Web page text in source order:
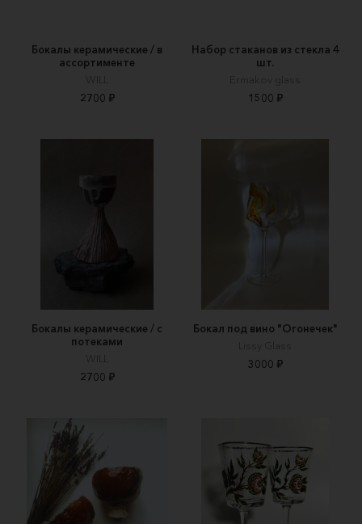
Бокалы керамические / в
ассортименте
WILL
2700 ₽
Набор стаканов из стекла 4
шт.
Ermakov glass
1500 ₽
Бокалы керамические / с
потеками
WILL
2700 ₽
Бокал под вино "Огонечек"
Lissy Glass
3000 ₽